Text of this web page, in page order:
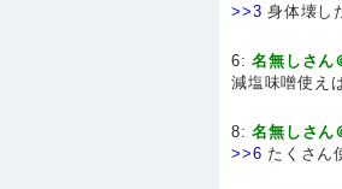
>>3 身体壊し
6:名無しさん
減塩味噌使え
8:名無しさん
>>6 たくさん